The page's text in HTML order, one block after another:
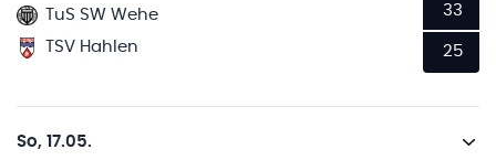
TuS SW Wehe
TSV Hahlen
33
25
So, 17.05.